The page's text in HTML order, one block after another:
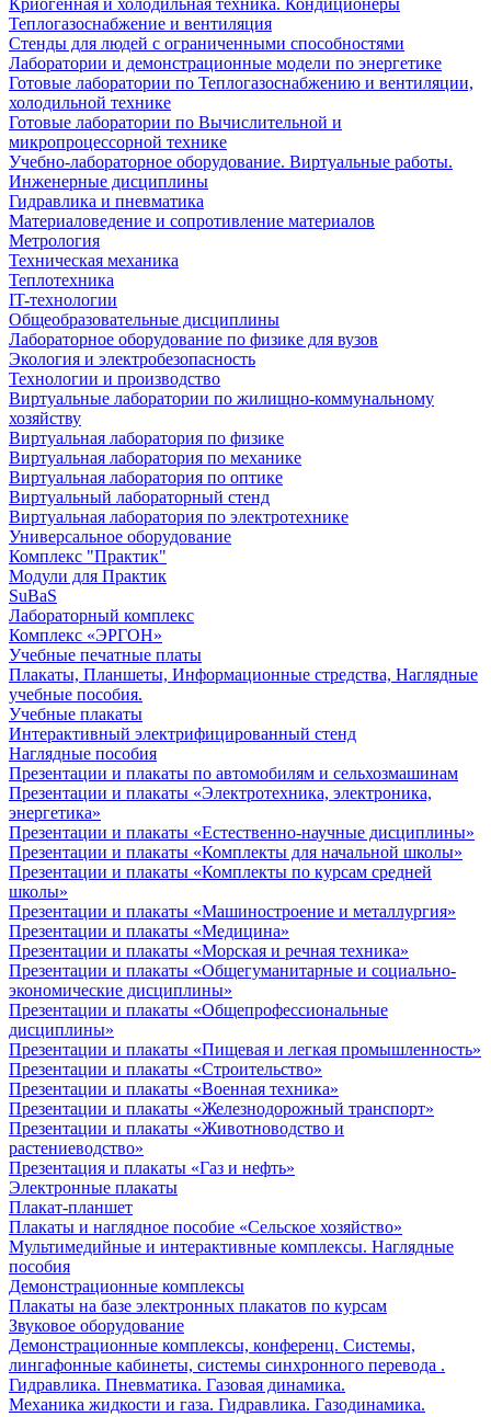
Криогенная и холодильная техника. Кондиционеры
Теплогазоснабжение и вентиляция
Стенды для людей с ограниченными способностями
Лаборатории и демонстрационные модели по энергетике
Готовые лаборатории по Теплогазоснабжению и вентиляции,
холодильной технике
Готовые лаборатории по Вычислительной и
микропроцессорной технике
Учебно-лабораторное оборудование. Виртуальные работы.
Инженерные дисциплины
Гидравлика и пневматика
Материаловедение и сопротивление материалов
Метрология
Техническая механика
Теплотехника
IT-технологии
Общеобразовательные дисциплины
Лабораторное оборудование по физике для вузов
Экология и электробезопасность
Технологии и производство
Виртуальные лаборатории по жилищно-коммунальному
хозяйству
Виртуальная лаборатория по физике
Виртуальная лаборатория по механике
Виртуальная лаборатория по оптике
Виртуальный лабораторный стенд
Виртуальная лаборатория по электротехнике
Универсальное оборудование
Комплекс "Практик"
Модули для Практик
SuBaS
Лабораторный комплекс
Комплекс «ЭРГОН»
Учебные печатные платы
Плакаты, Планшеты, Информационные стредства, Наглядные
учебные пособия.
Учебные плакаты
Интерактивный электрифицированный стенд
Наглядные пособия
Презентации и плакаты по автомобилям и сельхозмашинам
Презентации и плакаты «Электротехника, электроника,
энергетика»
Презентации и плакаты «Естественно-научные дисциплины»
Презентации и плакаты «Комплекты для начальной школы»
Презентации и плакаты «Комплекты по курсам средней
школы»
Презентации и плакаты «Машиностроение и металлургия»
Презентации и плакаты «Медицина»
Презентации и плакаты «Морская и речная техника»
Презентации и плакаты «Общегуманитарные и социально-
экономические дисциплины»
Презентации и плакаты «Общепрофессиональные
дисциплины»
Презентации и плакаты «Пищевая и легкая промышленность»
Презентации и плакаты «Строительство»
Презентации и плакаты «Военная техника»
Презентации и плакаты «Железнодорожный транспорт»
Презентации и плакаты «Животноводство и
растениеводство»
Презентация и плакаты «Газ и нефть»
Электронные плакаты
Плакат-планшет
Плакаты и наглядное пособие «Сельское хозяйство»
Мультимедийные и интерактивные комплексы. Наглядные
пособия
Демонстрационные комплексы
Плакаты на базе электронных плакатов по курсам
Звуковое оборудование
Демонстрационные комплексы, конференц. Системы,
лингафонные кабинеты, системы синхронного перевода .
Гидравлика. Пневматика. Газовая динамика.
Механика жидкости и газа. Гидравлика. Газодинамика.